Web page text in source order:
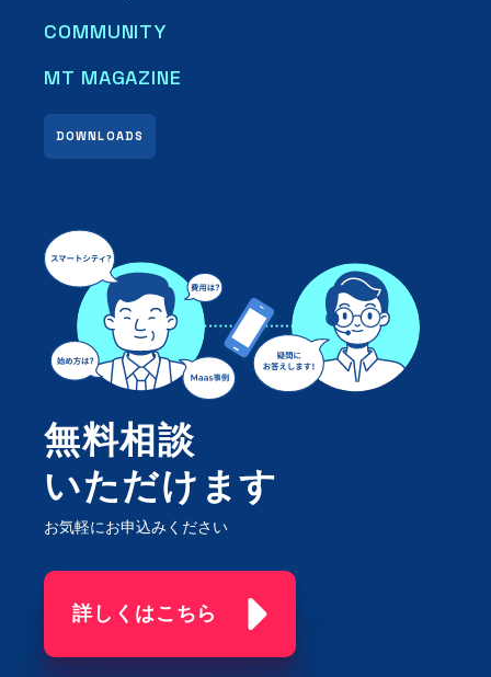
COMMUNITY
DOWNLOADS
MT MAGAZINE
無料相談
いただけます
お気軽にお申込みください
詳しくはこちら